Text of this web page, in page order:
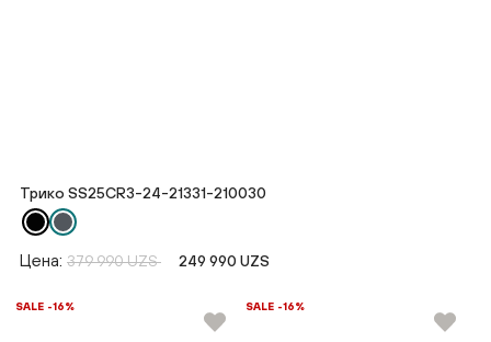
Трико SS25CR3-24-21331-210030
Цена: 379 990 UZS 249 990 UZS
SALE -16% SALE -16%